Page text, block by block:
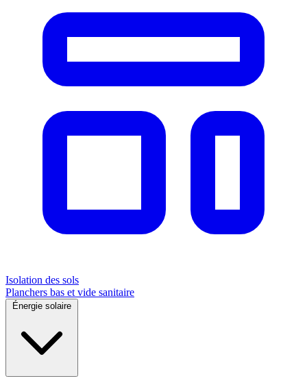
Isolation des sols
Planchers bas et vide sanitaire